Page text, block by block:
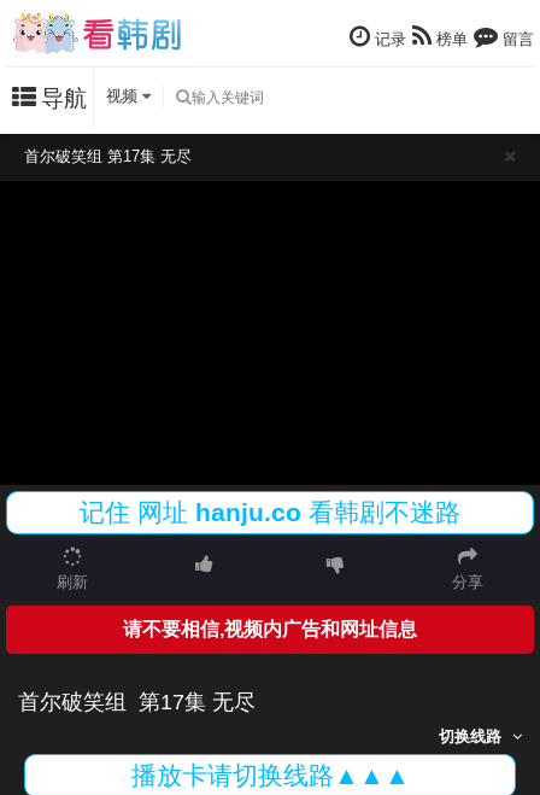
记录 榜单 留言
导航 视频
首尔破笑组 第17集 无尽
记住 网址 hanju.co 看韩剧不迷路
刷新 分享
请不要相信,视频内广告和网址信息
首尔破笑组 第17集 无尽
切换线路
播放卡请切换线路▲▲▲